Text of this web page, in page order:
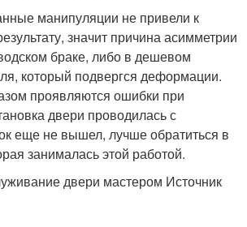
манипуляции не привели к
значит причина асимметрии
браке, либо в дешевом
который подвергся деформации.
проявляются ошибки при
двери проводилась с
еще не вышел, лучше обратиться в
занималась этой работой.
двери мастером Источник